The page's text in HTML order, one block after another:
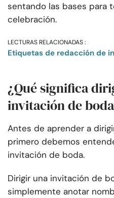
sentando las bases para
celebración.
LECTURAS RELACIONADAS :
Etiquetas de redacción de
¿Qué significa
invitación de
Antes de aprender a
primero debemos
invitación de boda.
Dirigir una invitación de
simplemente anotar